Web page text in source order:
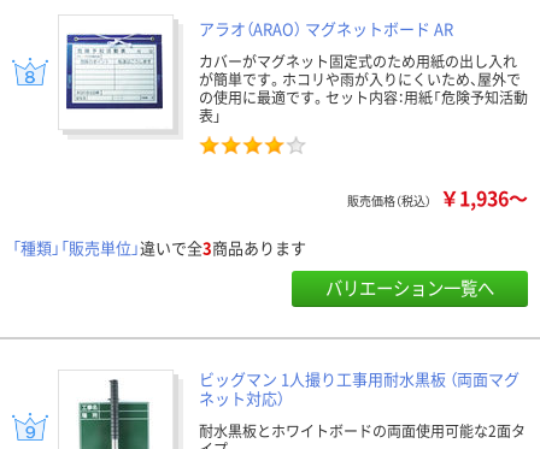
アラオ（ARAO） マグネットボード AR
カバーがマグネット固定式のため用紙の出し入れ
が簡単です。ホコリや雨が入りにくいため、屋外で
の使用に最適です。セット内容：用紙「危険予知活動
表」
販売価格（税込） ￥1,936～
「種類」「販売単位」違いで全3商品あります
バリエーション一覧へ
ビッグマン 1人撮り工事用耐水黒板 （両面マグ
ネット対応）
耐水黒板とホワイトボードの両面使用可能な2面タ